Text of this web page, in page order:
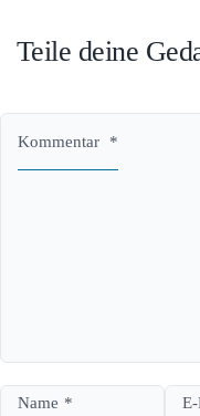
Teile deine
Kommentar *
Name *